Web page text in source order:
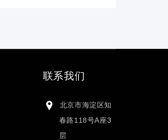
联系我们
北京市海淀区知
春路118号A座3
层